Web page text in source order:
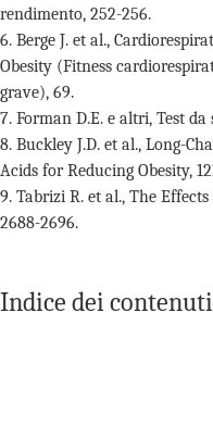
rendimento, 252-256.
6. Berge J. et al.,
Obesity (Fitness
grave), 69.
7. Forman D.E. e altri, Test
8. Buckley J.D. et al., Long-
Acids for Reducing Obesity,
9. Tabrizi R. et al., The
2688-2696.
Indice dei contenuti